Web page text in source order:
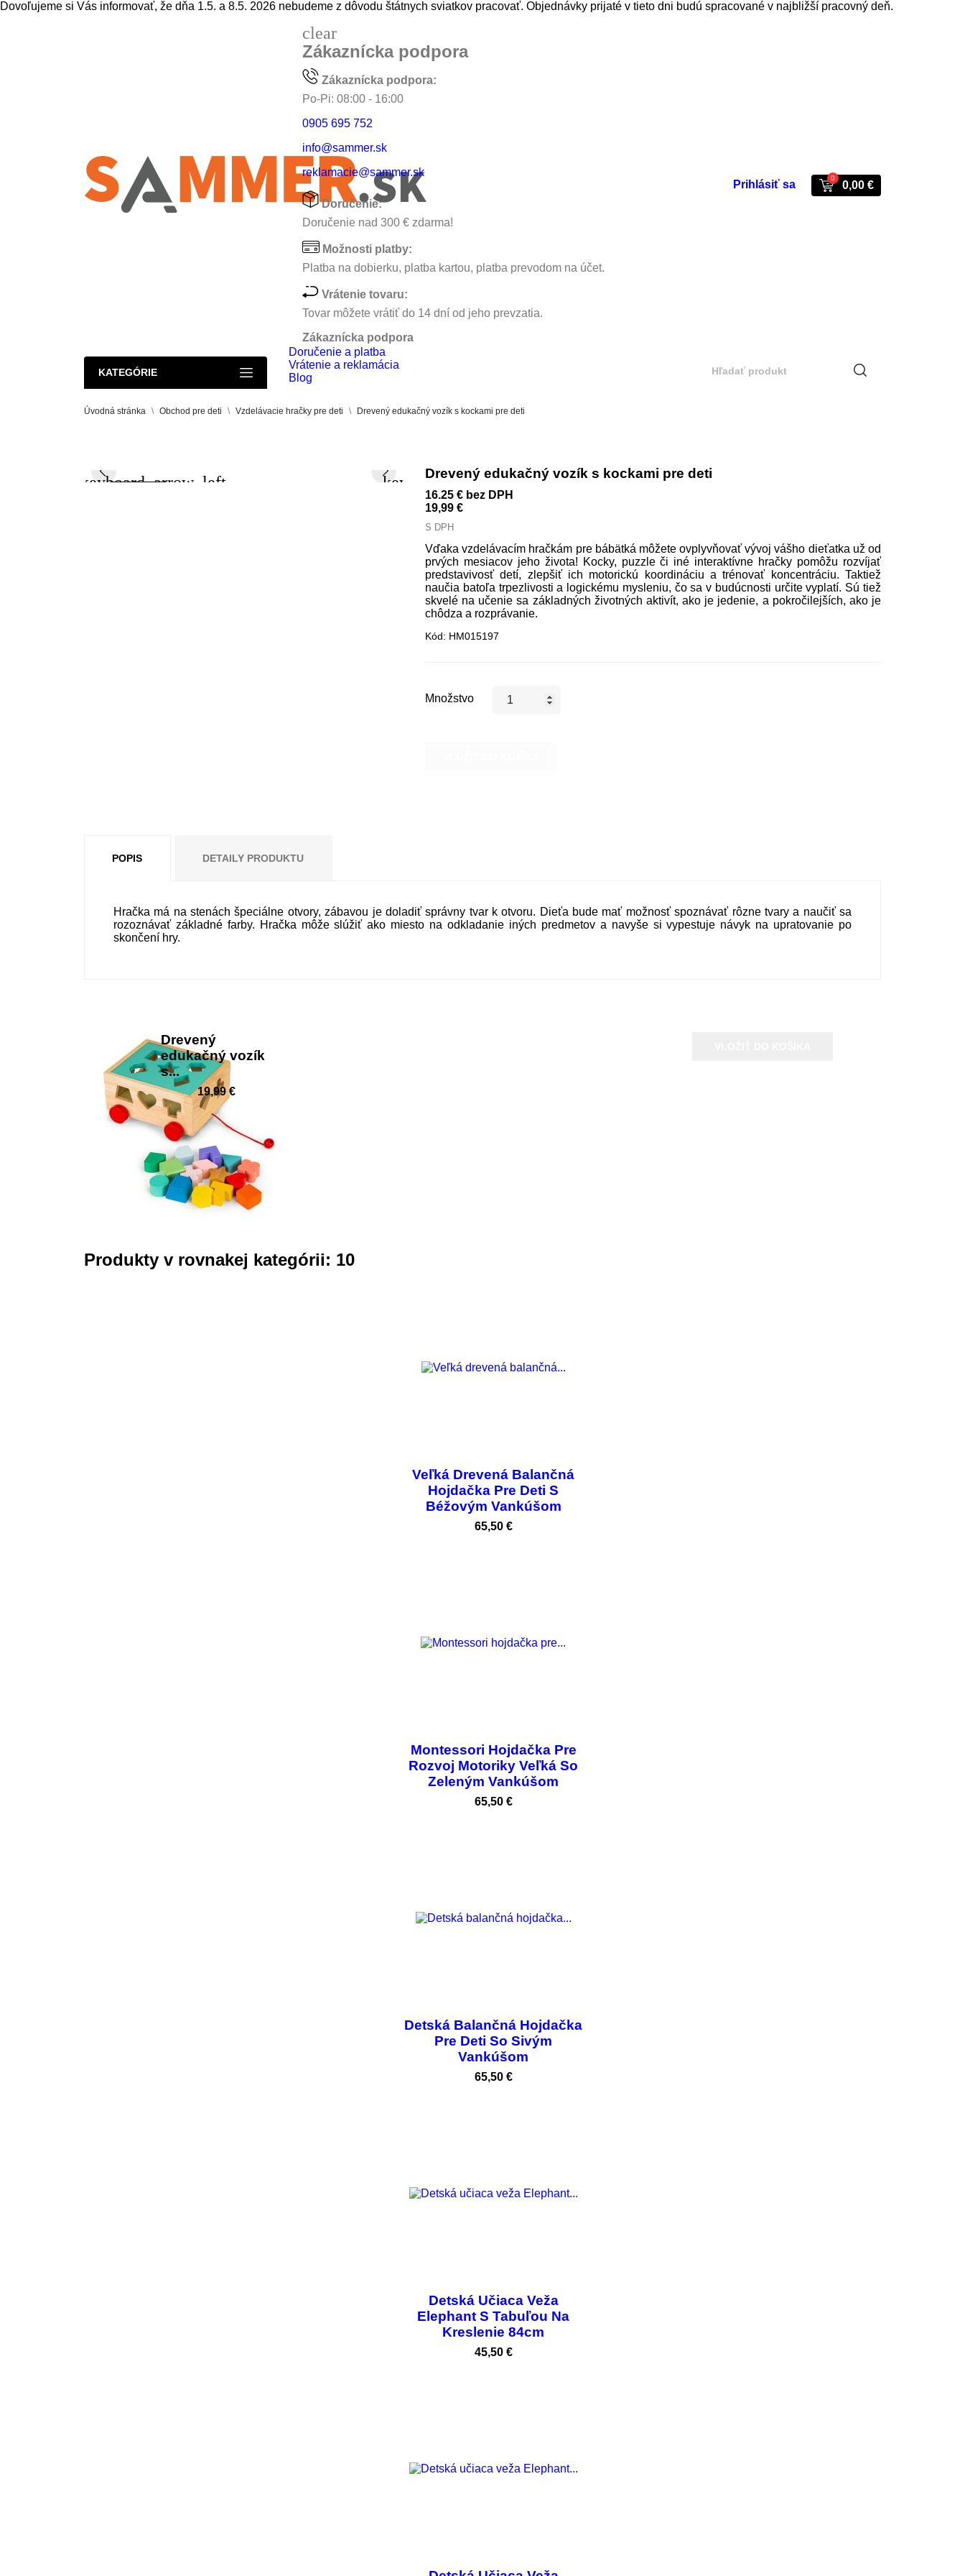
Dovoľujeme si Vás informovať, že dňa 1.5. a 8.5. 2026 nebudeme z dôvodu štátnych sviatkov pracovať. Objednávky prijaté v tieto dni budú spracované v najbližší pracovný deň.
clear
Zákaznícka podpora
Zákaznícka podpora:
Po-Pi: 08:00 - 16:00
0905 695 752
info@sammer.sk
reklamacie@sammer.sk
Doručenie:
Doručenie nad 300 € zdarma!
Možnosti platby:
Platba na dobierku, platba kartou, platba prevodom na účet.
Vrátenie tovaru:
Tovar môžete vrátiť do 14 dní od jeho prevzatia.
Zákaznícka podpora
Prihlásiť sa
0
0,00 €
KATEGÓRIE
Doručenie a platba
Vrátenie a reklamácia
Blog
Úvodná stránka Obchod pre deti Vzdelávacie hračky pre deti Drevený edukačný vozík s kockami pre deti
keyboard_arrow_left keyboard_arrow_right
Drevený edukačný vozík s kockami pre deti
16.25 € bez DPH
19,99 €
S DPH
Vďaka vzdelávacím hračkám pre bábätká môžete ovplyvňovať vývoj vášho dieťatka už od
prvých mesiacov jeho života! Kocky, puzzle či iné interaktívne hračky pomôžu rozvíjať
predstavivosť detí, zlepšiť ich motorickú koordináciu a trénovať koncentráciu. Taktiež
naučia batoľa trpezlivosti a logickému mysleniu, čo sa v budúcnosti určite vyplatí. Sú tiež
skvelé na učenie sa základných životných aktivít, ako je jedenie, a pokročilejších, ako je
chôdza a rozprávanie.
Kód: HM015197
Množstvo
POPIS DETAILY PRODUKTU
Hračka má na stenách špeciálne otvory, zábavou je doladiť správny tvar k otvoru. Dieťa bude mať možnosť spoznávať rôzne tvary a naučiť sa
rozoznávať základné farby. Hračka môže slúžiť ako miesto na odkladanie iných predmetov a navyše si vypestuje návyk na upratovanie po
skončení hry.
Drevený
edukačný vozík
s...
19,99 €
Produkty v rovnakej kategórii: 10
Veľká Drevená Balančná
Hojdačka Pre Deti S
Béžovým Vankúšom
Cena
65,50 €
Montessori Hojdačka Pre
Rozvoj Motoriky Veľká So
Zeleným Vankúšom
Cena
65,50 €
Detská Balančná Hojdačka
Pre Deti So Sivým
Vankúšom
Cena
65,50 €
Detská Učiaca Veža
Elephant S Tabuľou Na
Kreslenie 84cm
Cena
45,50 €